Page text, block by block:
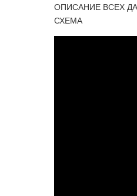
ОПИСАНИЕ ВСЕХ
СХЕМА